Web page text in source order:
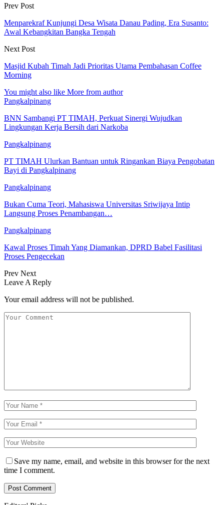
Prev Post
Menparekraf Kunjungi Desa Wisata Danau Pading, Era Susanto:
Awal Kebangkitan Bangka Tengah
Next Post
Masjid Kubah Timah Jadi Prioritas Utama Pembahasan Coffee
Morning
You might also like More from author
Pangkalpinang
BNN Sambangi PT TIMAH, Perkuat Sinergi Wujudkan
Lingkungan Kerja Bersih dari Narkoba
Pangkalpinang
PT TIMAH Ulurkan Bantuan untuk Ringankan Biaya Pengobatan
Bayi di Pangkalpinang
Pangkalpinang
Bukan Cuma Teori, Mahasiswa Universitas Sriwijaya Intip
Langsung Proses Penambangan…
Pangkalpinang
Kawal Proses Timah Yang Diamankan, DPRD Babel Fasilitasi
Proses Pengecekan
Prev Next
Leave A Reply
Your email address will not be published.
Save my name, email, and website in this browser for the next
time I comment.